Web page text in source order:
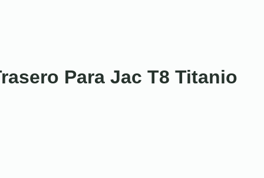
Para Jac T8 Titanio